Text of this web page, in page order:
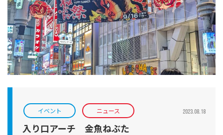
イベント ニュース 2023.08.18
入り口アーチ 金魚ねぶた